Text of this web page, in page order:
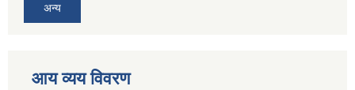
अन्य
आय व्यय विवरण